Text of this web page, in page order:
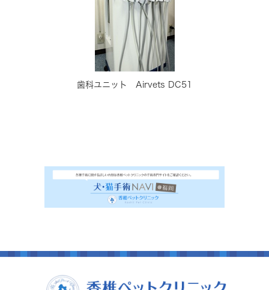
歯科ユニット Airvets DC51